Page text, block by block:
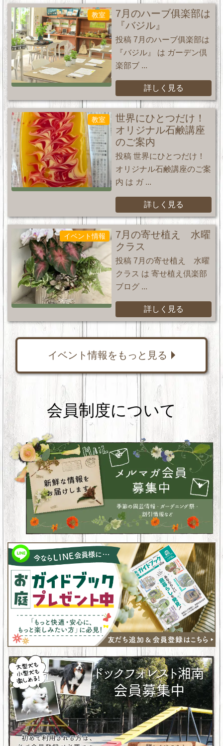
教室
7月のハーブ俱楽部は
『バジル』
投稿 7月のハーブ俱楽部は
『バジル』 は ガーデン倶
楽部ブ ...
詳しく見る
教室
世界にひとつだけ！
オリジナル石鹸講座
のご案内
投稿 世界にひとつだけ！
オリジナル石鹸講座のご案
内 は ガ ...
詳しく見る
イベント情報
7月の寄せ植え 水曜
クラス
投稿 7月の寄せ植え 水曜
クラス は 寄せ植え倶楽部
ブログ ...
詳しく見る
イベント情報をもっと見る
会員制度について